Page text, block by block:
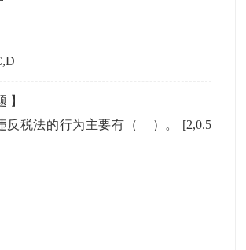
】
反税法的行为主要有（ ）。 [2,0.5